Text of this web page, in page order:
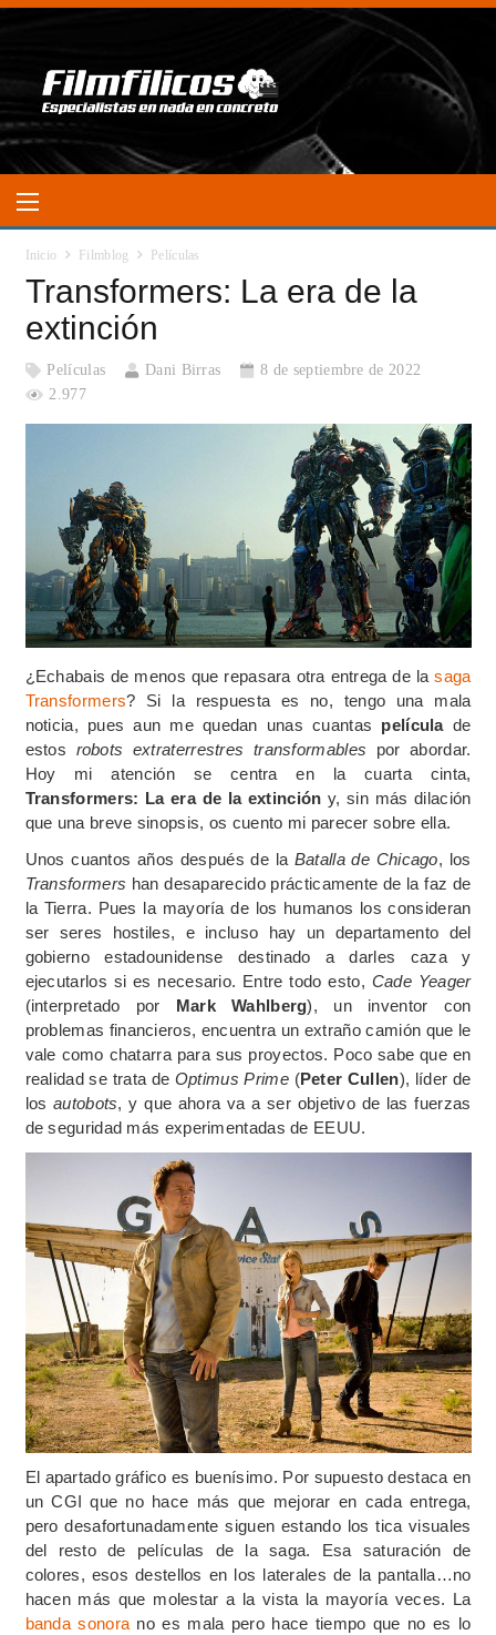
Inicio Filmblog Películas
Transformers: La era de la
extinción
Películas Dani Birras
8 de septiembre de 2022
2.977
¿Echabais de menos que repasara otra entrega de lasaga
Transformers? Si la respuesta es no, tengo una mala
noticia, pues aun me quedan unas cuantas películade
estos robots extraterrestres transformables por abordar.
Hoy mi atención se centra en la cuarta cinta,
Transformers: La era de la extinción y, sin más dilación
que una breve sinopsis, os cuento mi parecer sobre ella.
Unos cuantos años después de la Batalla de Chicago, los
Transformers han desaparecido prácticamente de la faz de
la Tierra. Pues la mayoría de los humanos los consideran
ser seres hostiles, e incluso hay un departamento del
gobierno estadounidense destinado a darles caza y
ejecutarlos si es necesario. Entre todo esto, Cade Yeager
(interpretado por Mark Wahlberg), un inventor con
problemas financieros, encuentra un extraño camión que le
vale como chatarra para sus proyectos. Poco sabe que en
realidad se trata de Optimus Prime(Peter Cullen), líder de
losautobots, y que ahora va a ser objetivo de las fuerzas
de seguridad más experimentadas de EEUU.
El apartado gráfico es buenísimo. Por supuesto destaca en
un CGI que no hace más que mejorar en cada entrega,
pero desafortunadamente siguen estando los tica visuales
del resto de películas de la saga. Esa saturación de
colores, esos destellos en los laterales de la pantalla…no
hacen más que molestar a la vista la mayoría veces. La
banda sonorano es mala pero hace tiempo que no es lo